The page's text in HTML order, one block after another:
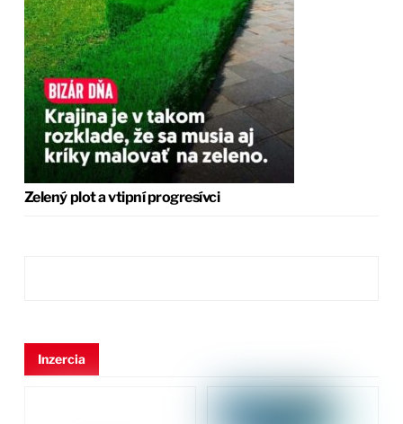
Zelený plot a vtipní progresívci
Inzercia